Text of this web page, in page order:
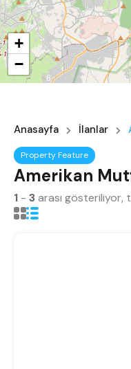
6
+
−
Anasayfa İlanlar
Property Feature
Amerikan
1 - 3arası gösteriliyor,